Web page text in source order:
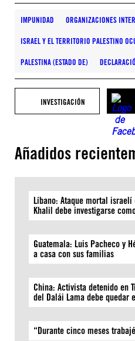
IMPUNIDAD ORGANIZACIONES
ISRAEL Y EL TERRITORIO PALESTINO
PALESTINA (ESTADO DE)
INVESTIGACIÓN
Añadidos
Líbano: Ataque mortal
Khalil debe investigarse
Guatemala: Luis Pacheco y
a casa con sus familias
China: Activista detenido en
del Dalái Lama debe quedar
“Durante cinco meses